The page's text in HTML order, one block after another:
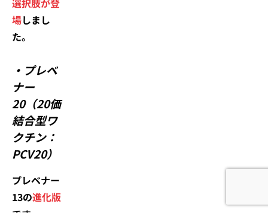
選択肢が登
場しまし
た。
・ プレベ
ナー
20（20価
結合型ワ
クチン：
PCV20）
プレベナー
13の進化版